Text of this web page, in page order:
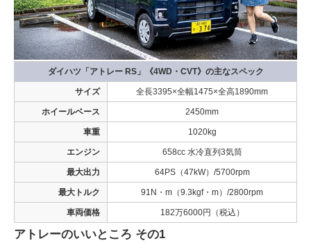
ダイハツ「アトレー RS」《4WD・CVT》の主なスペック
サイズ 全長3395×全幅1475×全高1890mm
ホイールベース 2450mm
車重 1020kg
エンジン 658cc 水冷直列3気筒
最大出力 64PS（47kW）/5700rpm
最大トルク 91N・m（9.3kgf・m）/2800rpm
車両価格 182万6000円（税込）
アトレーのいいところ その1